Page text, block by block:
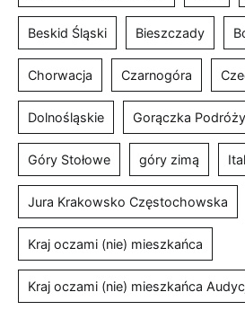
Beskid Śląski Bieszczady
Chorwacja Czarnogóra
Dolnośląskie Gorączka Podróży
Góry Stołowe góry zimą
Jura Krakowsko Częstochowska
Kraj oczami (nie) mieszkańca
Kraj oczami (nie) mieszkańca